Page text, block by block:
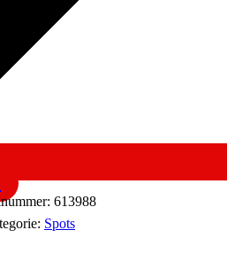
613988
Spots